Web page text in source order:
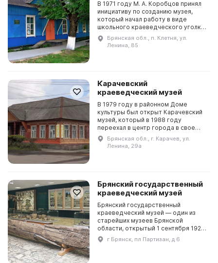
В 1971 году М. А. Коробцов принял
инициативу по созданию музея,
который начал работу в виде
школьного краеведческого уголка
средней общеобразовательной
школы № 2. В 1978 году музей
переехал в нынешнее...
Брянская обл., п. Клетня, ул.
Ленина, 85
Карачевский
краеведческий музей
В 1979 году в районном Доме
культуры был открыт Карачевский
музей, который в 1988 году
переехал в центр города в свое
отдельное здание. В музее собрано
более 8 тысяч предметов,
представляющих историю ...
Брянская обл., г. Карачев, ул.
Ленина, 29а
Брянский государственный
краеведческий музей
Брянский государственный
краеведческий музей — один из
старейших музеев Брянской
области, открытый 1 сентября 1921
года. Основателем и первым
директором музея был краевед и
г Брянск, пл Партизан, д 6